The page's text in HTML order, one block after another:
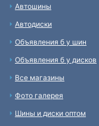
Автошины
Автодиски
Объявления б у шин
Объявления б у дисков
Все магазины
Фото галерея
Шины и диски оптом